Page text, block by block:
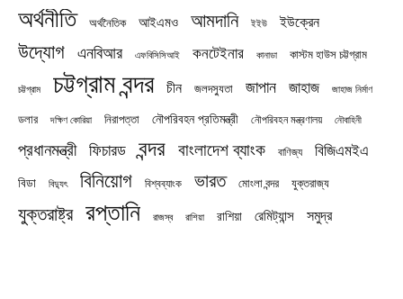
অর্থনীতি অর্থনৈতিক আইএমও আমদানি ইইউ ইউক্রেন
উদ্যোগ এনবিআর এফবিসিসিআই কনটেইনার কানাডা কাস্টম হাউস চট্টগ্রাম
চট্টগ্রাম চট্টগ্রাম বন্দর চীন জলদস্যুতা জাপান জাহাজ জাহাজ নির্মাণ
ডলার দক্ষিণ কোরিয়া নিরাপত্তা নৌপরিবহন প্রতিমন্ত্রী নৌপরিবহন মন্ত্রণালয় নৌবাহিনী
প্রধানমন্ত্রী ফিচারড বন্দর বাংলাদেশ ব্যাংক বাণিজ্য বিজিএমইএ
বিডা বিদ্যুৎ বিনিয়োগ বিশ্বব্যাংক ভারত মোংলা বন্দর যুক্তরাজ্য
যুক্তরাষ্ট্র রপ্তানি রাজস্ব রাশিয়া রাশিয়া রেমিট্যান্স সমুদ্র